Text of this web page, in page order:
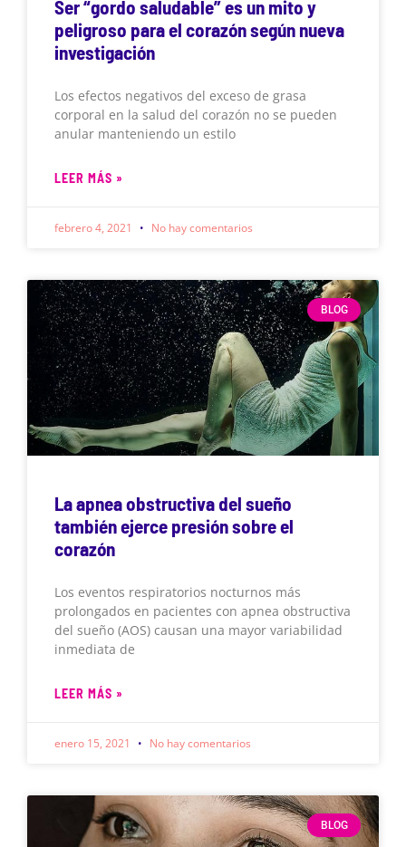
Ser “gordo saludable” es un mito y
peligroso para el corazón según nueva
investigación
Los efectos negativos del exceso de grasa
corporal en la salud del corazón no se pueden
anular manteniendo un estilo
LEER MÁS »
febrero 4, 2021 No hay comentarios
BLOG
La apnea obstructiva del sueño
también ejerce presión sobre el
corazón
Los eventos respiratorios nocturnos más
prolongados en pacientes con apnea obstructiva
del sueño (AOS) causan una mayor variabilidad
inmediata de
LEER MÁS »
enero 15, 2021 No hay comentarios
BLOG